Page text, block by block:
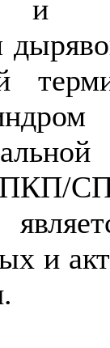
и
и